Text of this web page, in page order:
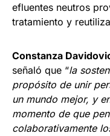
efluentes neutros
tratamiento y
Constanza
señaló que “la
propósito de unir
un mundo mejor, y
momento de que
colaborativamente